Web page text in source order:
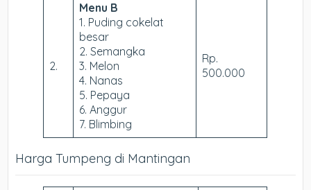
2.
Menu B
1. Puding cokelat
besar
2. Semangka
3. Melon
4. Nanas
5. Pepaya
6. Anggur
7. Blimbing
Rp.
500.000
Harga Tumpeng di Mantingan